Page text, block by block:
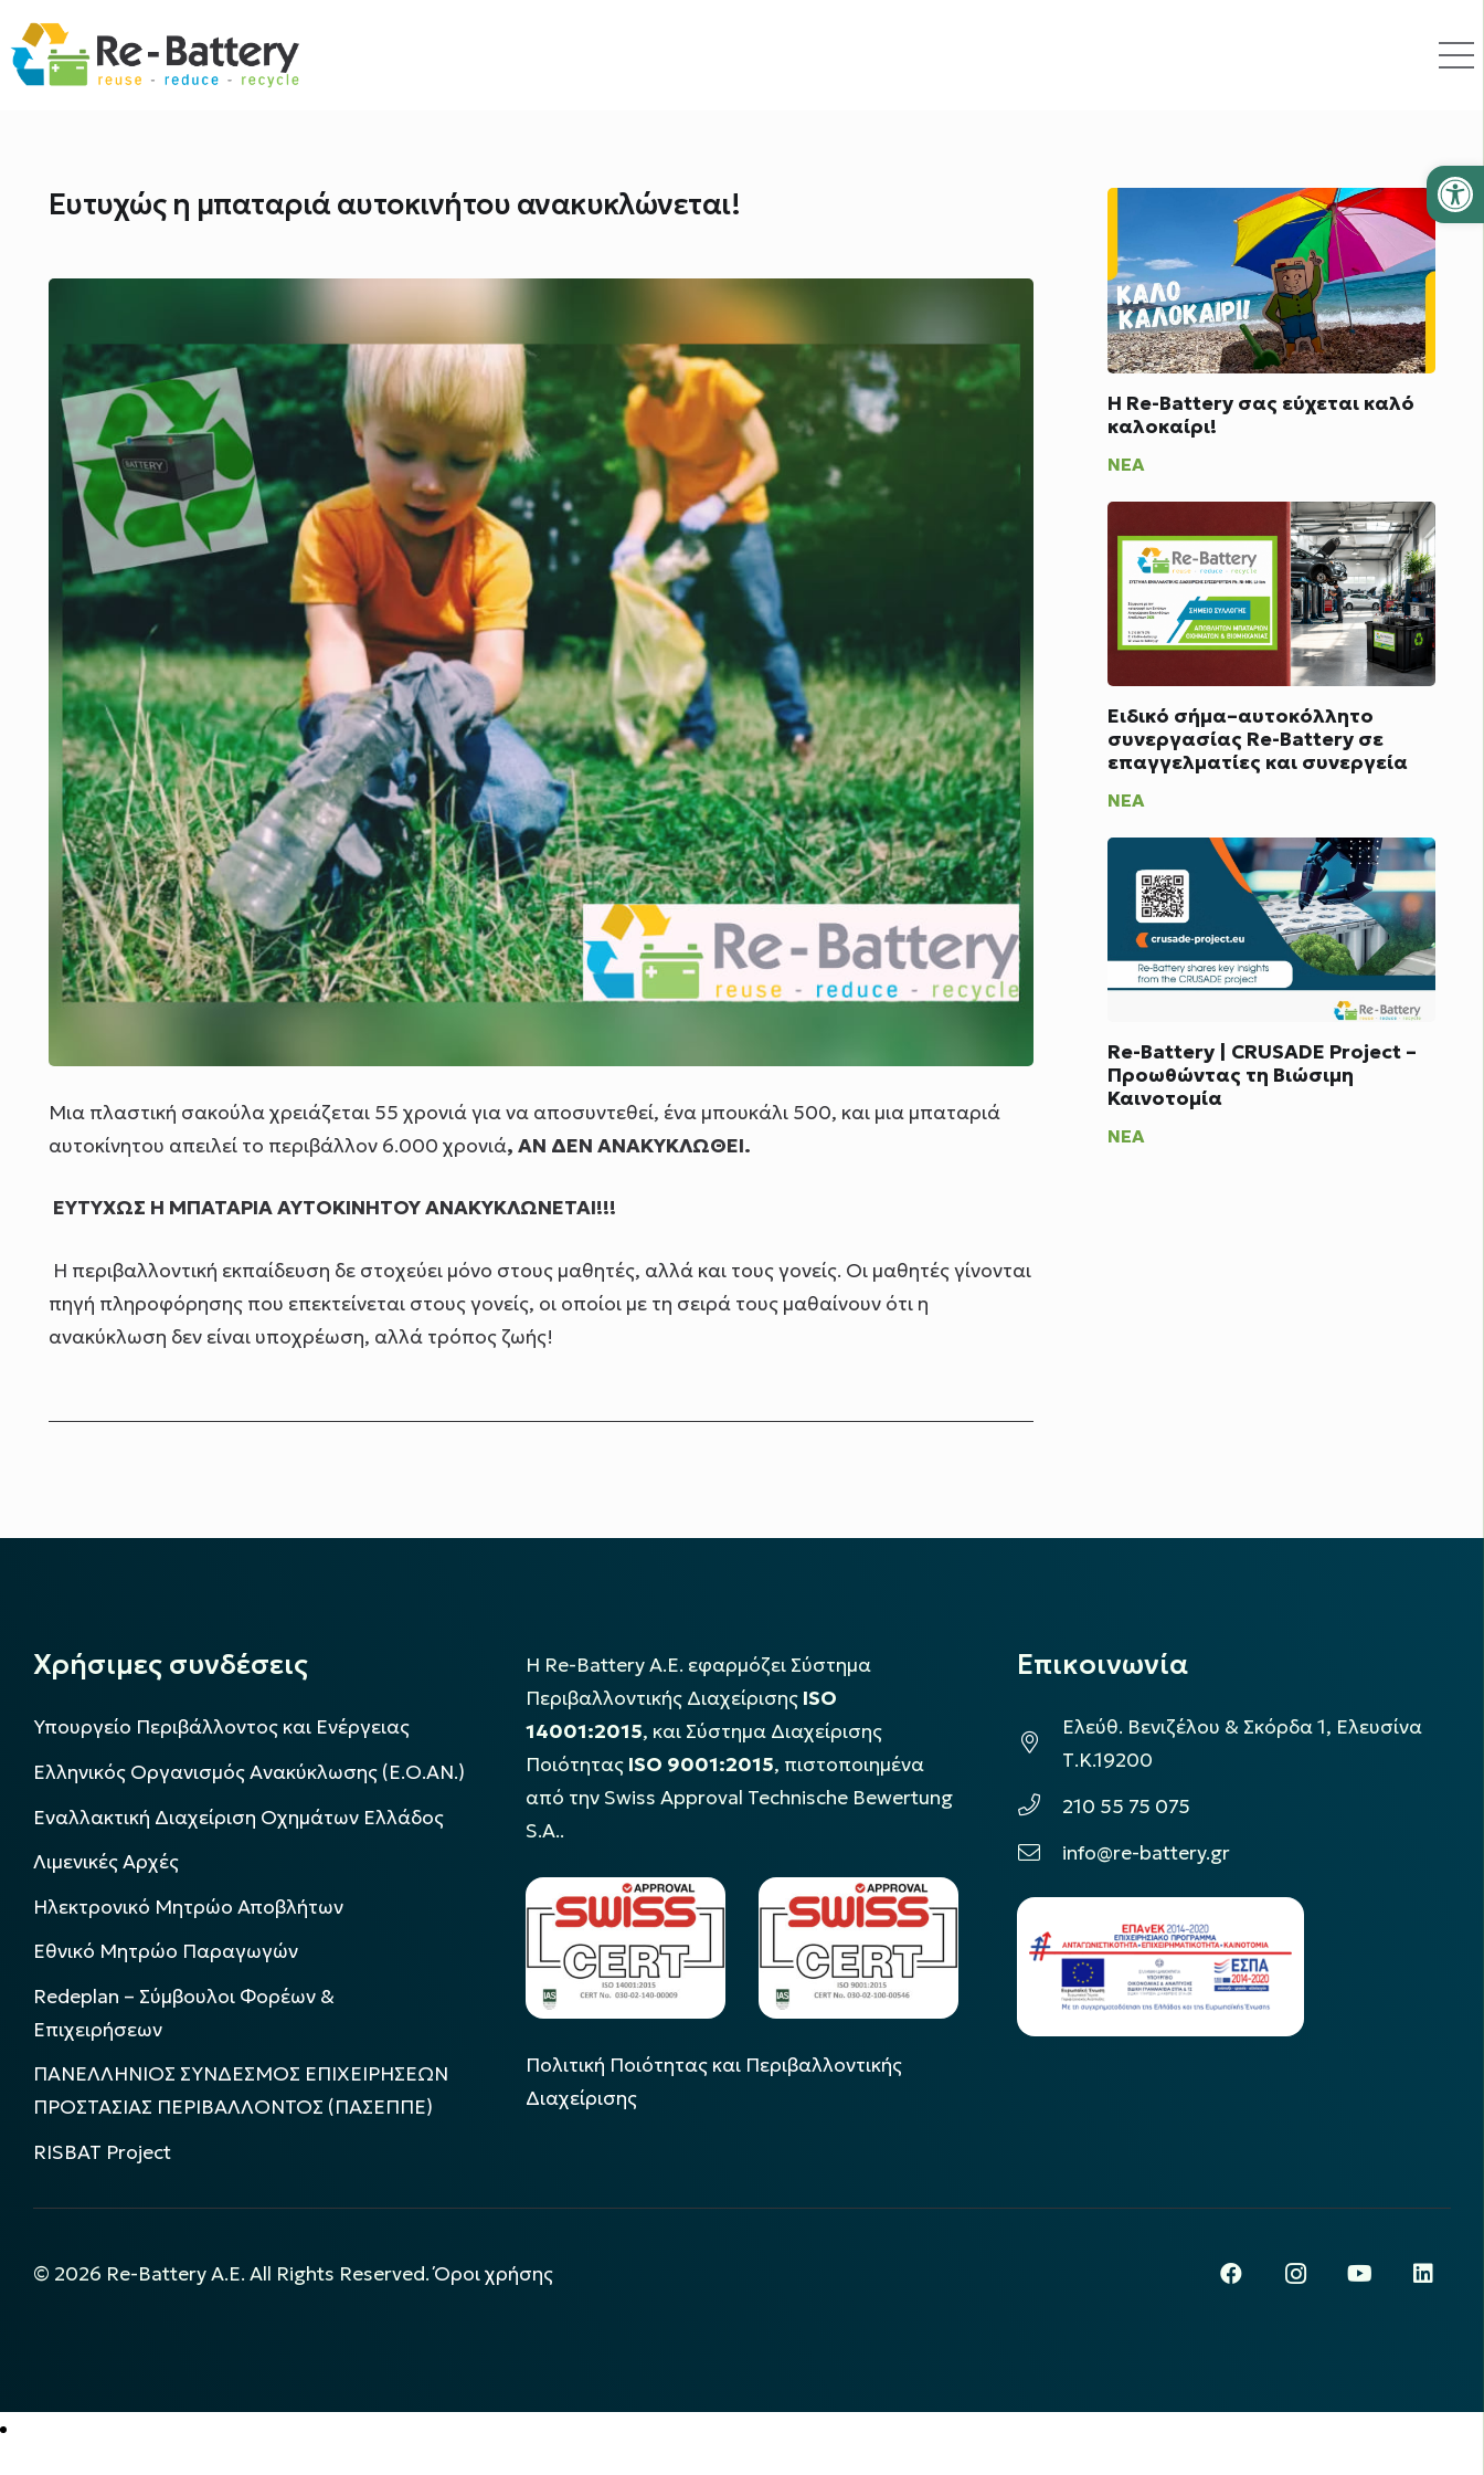
Ευτυχώς η μπαταριά αυτοκινήτου ανακυκλώνεται!
Μια πλαστική σακούλα χρειάζεται 55 χρονιά για να αποσυντεθεί, ένα μπουκάλι 500, και μια μπαταριά
αυτοκίνητου απειλεί το περιβάλλον 6.000 χρονιά, ΑΝ ΔΕΝ ΑΝΑΚΥΚΛΩΘΕΙ.
ΕΥΤΥΧΩΣ Η ΜΠΑΤΑΡΙΑ ΑΥΤΟΚΙΝΗΤΟΥ ΑΝΑΚΥΚΛΩΝΕΤΑΙ!!!
Η περιβαλλοντική εκπαίδευση δε στοχεύει μόνο στους μαθητές, αλλά και τους γονείς. Οι μαθητές γίνονται
πηγή πληροφόρησης που επεκτείνεται στους γονείς, οι οποίοι με τη σειρά τους μαθαίνουν ότι η
ανακύκλωση δεν είναι υποχρέωση, αλλά τρόπος ζωής!
Η Re-Battery σας εύχεται καλό
καλοκαίρι!
ΝΈΑ
Ειδικό σήμα–αυτοκόλλητο
συνεργασίας Re-Battery σε
επαγγελματίες και συνεργεία
ΝΈΑ
Re-Battery | CRUSADE Project –
Προωθώντας τη Βιώσιμη
Καινοτομία
ΝΈΑ
Χρήσιμες συνδέσεις
Υπουργείο Περιβάλλοντος και Ενέργειας
Ελληνικός Οργανισμός Ανακύκλωσης (Ε.Ο.ΑΝ.)
Εναλλακτική Διαχείριση Οχημάτων Ελλάδος
Λιμενικές Αρχές
Ηλεκτρονικό Μητρώο Αποβλήτων
Εθνικό Μητρώο Παραγωγών
Redeplan – Σύμβουλοι Φορέων &
Επιχειρήσεων
ΠΑΝΕΛΛΗΝΙΟΣ ΣΥΝΔΕΣΜΟΣ ΕΠΙΧΕΙΡΗΣΕΩΝ
ΠΡΟΣΤΑΣΙΑΣ ΠΕΡΙΒΑΛΛΟΝΤΟΣ (ΠΑΣΕΠΠΕ)
RISBAT Project
Η Re-Battery Α.Ε. εφαρμόζει Σύστημα
Περιβαλλοντικής Διαχείρισης ISO
14001:2015, και Σύστημα Διαχείρισης
Ποιότητας ISO 9001:2015, πιστοποιημένα
από την Swiss Approval Technische Bewertung
S.A..
Πολιτική Ποιότητας και Περιβαλλοντικής
Διαχείρισης
Επικοινωνία
Ελεύθ. Βενιζέλου & Σκόρδα 1, Ελευσίνα
Τ.Κ.19200
210 55 75 075
info@re-battery.gr
© 2026 Re-Battery A.E. All Rights Reserved.Όροι χρήσης